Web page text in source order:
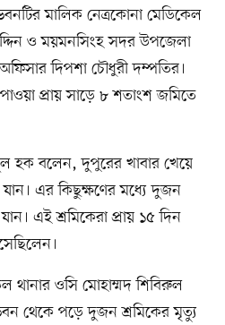
মালিক নেত্রকোনা মেডিকেল
ও ময়মনসিংহ সদর উপজেলা
অফিসার দিপশা চৌধুরী দম্পতির।
প্রায় সাড়ে ৮ শতাংশ জমিতে
হক বলেন, দুপুরের খাবার খেয়ে
এর কিছুক্ষণের মধ্যে দুজন
এই শ্রমিকেরা প্রায় ১৫ দিন
থানার ওসি মোহাম্মদ শিবিরুল
থেকে পড়ে দুজন শ্রমিকের মৃত্যু